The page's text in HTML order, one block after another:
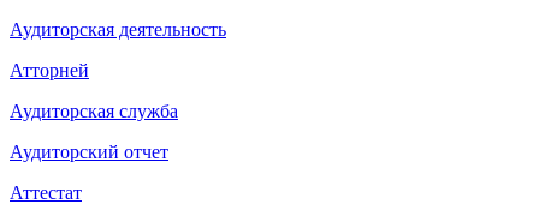
Аудиторская деятельность
Атторней
Аудиторская служба
Аудиторский отчет
Аттестат